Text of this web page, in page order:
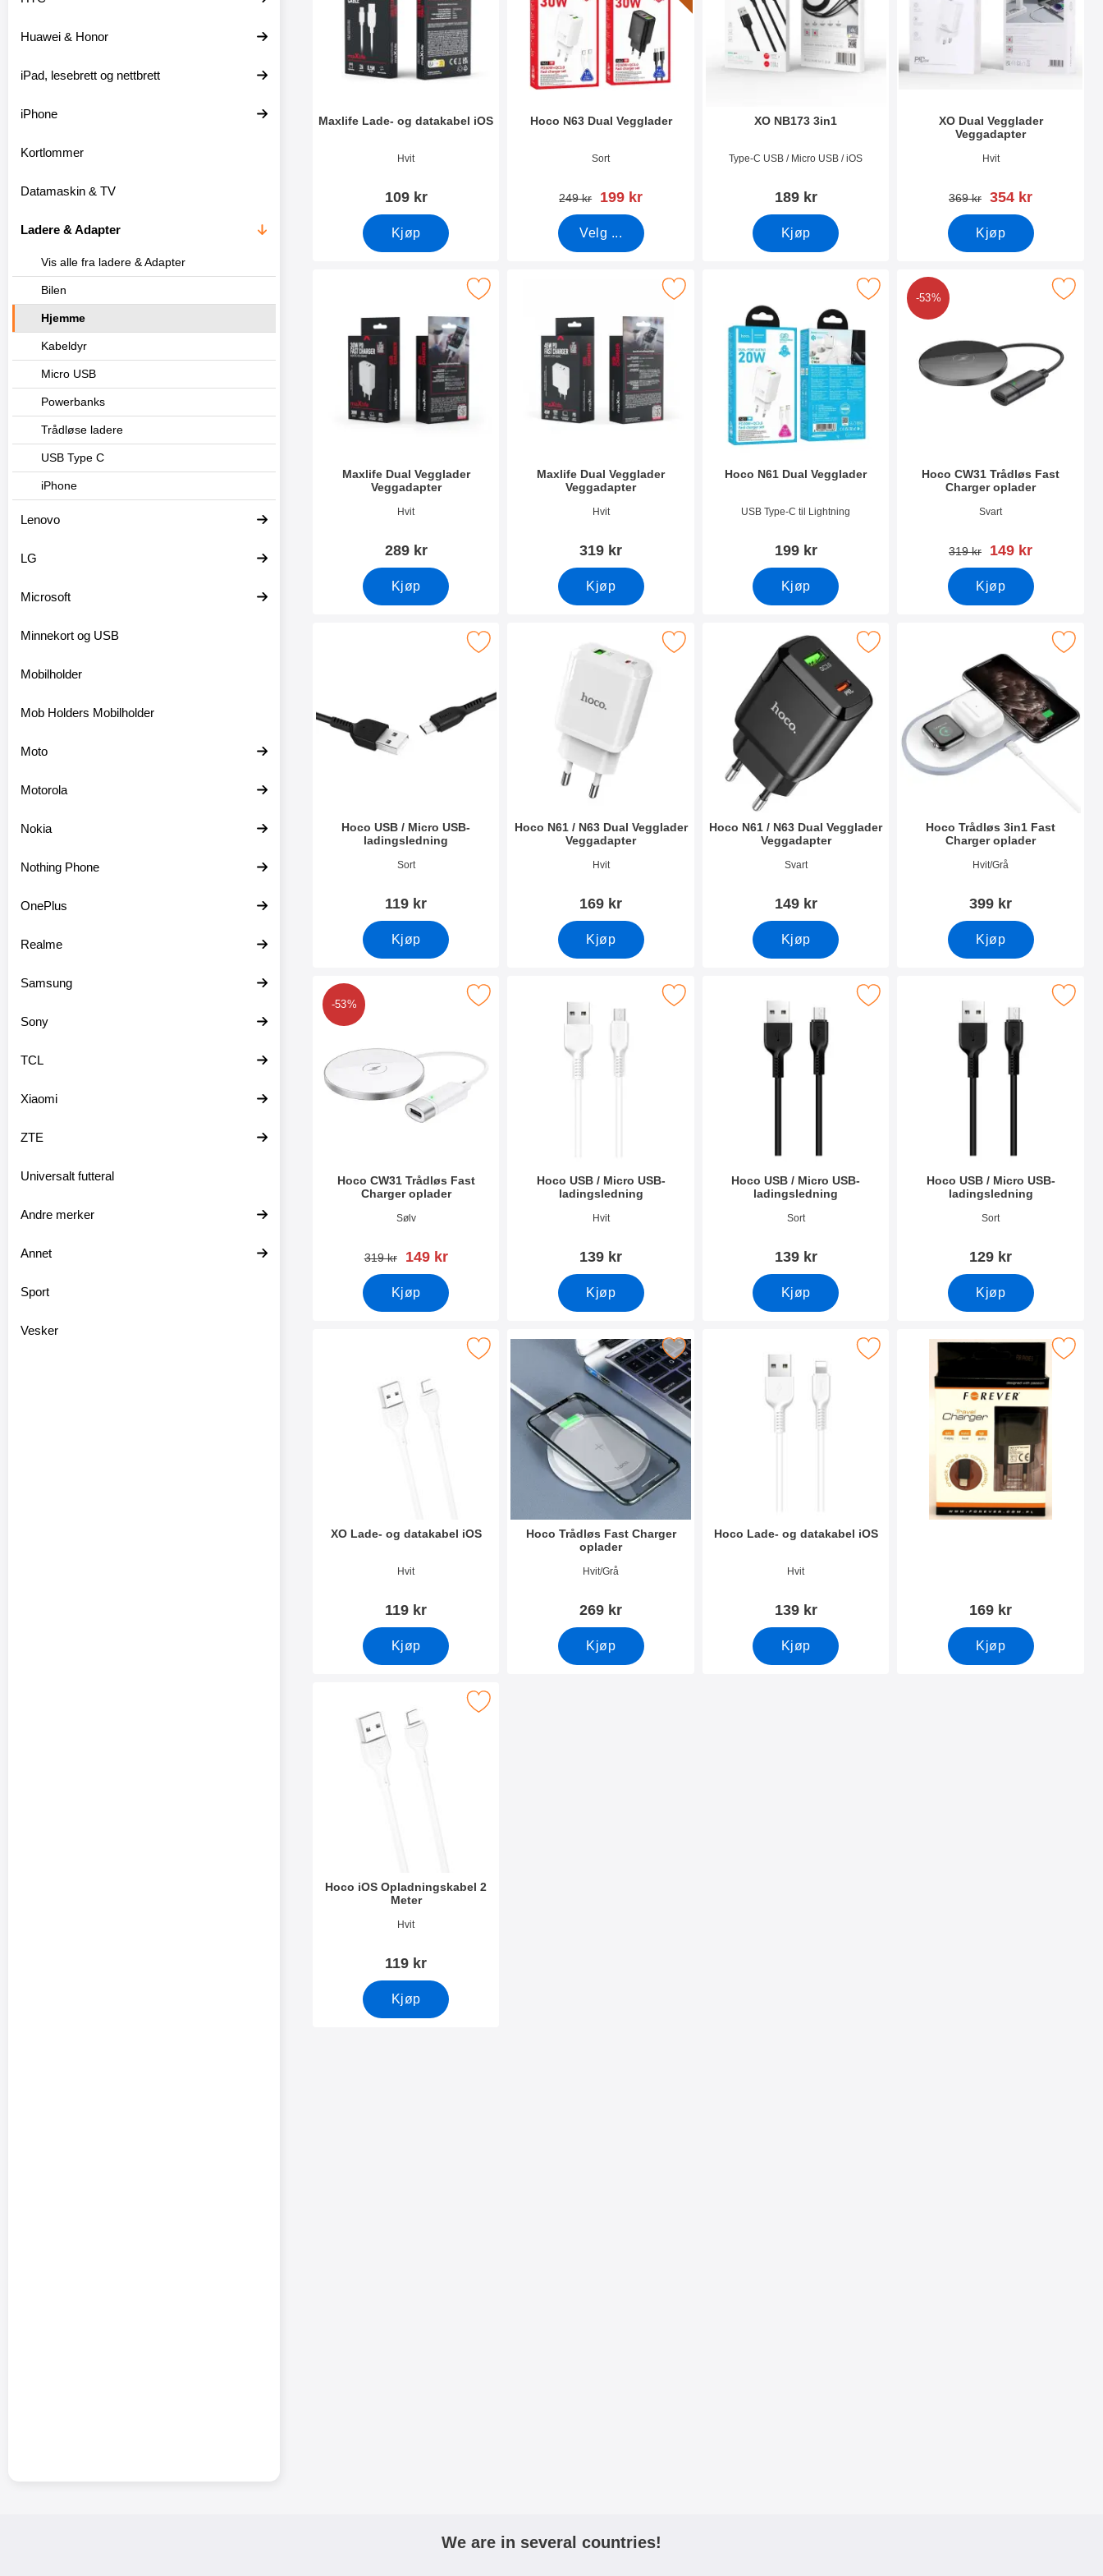
Huawei & Honor
iPad, lesebrett og nettbrett
iPhone
Kortlommer
Datamaskin & TV
Ladere & Adapter
Vis alle fra ladere & Adapter
Bilen
Hjemme
Kabeldyr
Micro USB
Powerbanks
Trådløse ladere
USB Type C
iPhone
Lenovo
LG
Microsoft
Minnekort og USB
Mobilholder
Mob Holders Mobilholder
Moto
Motorola
Nokia
Nothing Phone
OnePlus
Realme
Samsung
Sony
TCL
Xiaomi
ZTE
Universalt futteral
Andre merker
Annet
Sport
Vesker
Maxlife Lade- og datakabel iOS
Varenummer 53992
Hvit
109 kr
Kjøp
Hoco N63 Dual Vegglader
Varenummer 53117
Sort
gammel pris
249 kr ny pris
199 kr
Velg ...
XO NB173 3in1
Varenummer 51372
Type-C USB / Micro USB / iOS
189 kr
Kjøp
XO Dual Vegglader
Veggadapter
Varenummer 49835
Hvit
gammel pris
369 kr ny pris
354 kr
Kjøp
Maxlife Dual Vegglader
Veggadapter
Varenummer 49834
Hvit
289 kr
Kjøp
Merk maxlife Dual Vegglader Veggadapter som favoritt
Maxlife Dual Vegglader
Veggadapter
Varenummer 49774
Hvit
319 kr
Kjøp
Merk maxlife Dual Vegglader Veggadapter som favoritt
Hoco N61 Dual Vegglader
Varenummer 49582
USB Type-C til Lightning
199 kr
Kjøp
Merk hoco N61 Dual Vegglader som favoritt
-53%
Hoco CW31 Trådløs Fast
Charger oplader
Varenummer 42289
Svart
gammel pris
319 kr ny pris
149 kr
Kjøp
Merk hoco CW31 Trådløs Fast
Hoco USB / Micro USB-
ladingsledning
Varenummer 42286
Sort
119 kr
Kjøp
Merk hoco USB / Micro USB-ladingsledning som favoritt
Hoco N61 / N63 Dual Vegglader
Veggadapter
Varenummer 41699
Hvit
169 kr
Kjøp
Merk hoco N61 / N63 Dual Vegglader Veggadapter som favoritt
Hoco N61 / N63 Dual Vegglader
Veggadapter
Varenummer 41698
Svart
149 kr
Kjøp
Merk hoco N61 / N63 Dual Vegglader Veggadapter som favoritt
Hoco Trådløs 3in1 Fast
Charger oplader
Varenummer 40480
Hvit/Grå
399 kr
Kjøp
Merk hoco Trådløs 3in1 Fast
-53%
Hoco CW31 Trådløs Fast
Charger oplader
Varenummer 40438
Sølv
gammel pris
319 kr ny pris
149 kr
Kjøp
Merk hoco CW31 Trådløs Fast Charger oplader som favoritt
Hoco USB / Micro USB-
ladingsledning
Varenummer 38554
Hvit
139 kr
Kjøp
Merk hoco USB / Micro USB-ladingsledning som favoritt
Hoco USB / Micro USB-
ladingsledning
Varenummer 38553
Sort
139 kr
Kjøp
Merk hoco USB / Micro USB-ladingsledning som favoritt
Hoco USB / Micro USB-
ladingsledning
Varenummer 38552
Sort
129 kr
Kjøp
Merk hoco USB / Micro USB-
XO Lade- og datakabel iOS
Varenummer 38545
Hvit
119 kr
Kjøp
Merk xO Lade- og datakabel iOS som favoritt
Hoco Trådløs Fast Charger
oplader
Varenummer 34614
Hvit/Grå
269 kr
Kjøp
Merk hoco Trådløs Fast Charger oplader som favoritt
Hoco Lade- og datakabel iOS
Varenummer 34123
Hvit
139 kr
Kjøp
Merk hoco Lade- og datakabel iOS som favoritt
169 kr
Kjøp
Merk som
Hoco iOS Opladningskabel 2
Meter
Varenummer 10955
Hvit
119 kr
Kjøp
Merk hoco iOS Opladningskabel 2 Meter som favoritt
We are in several countries!